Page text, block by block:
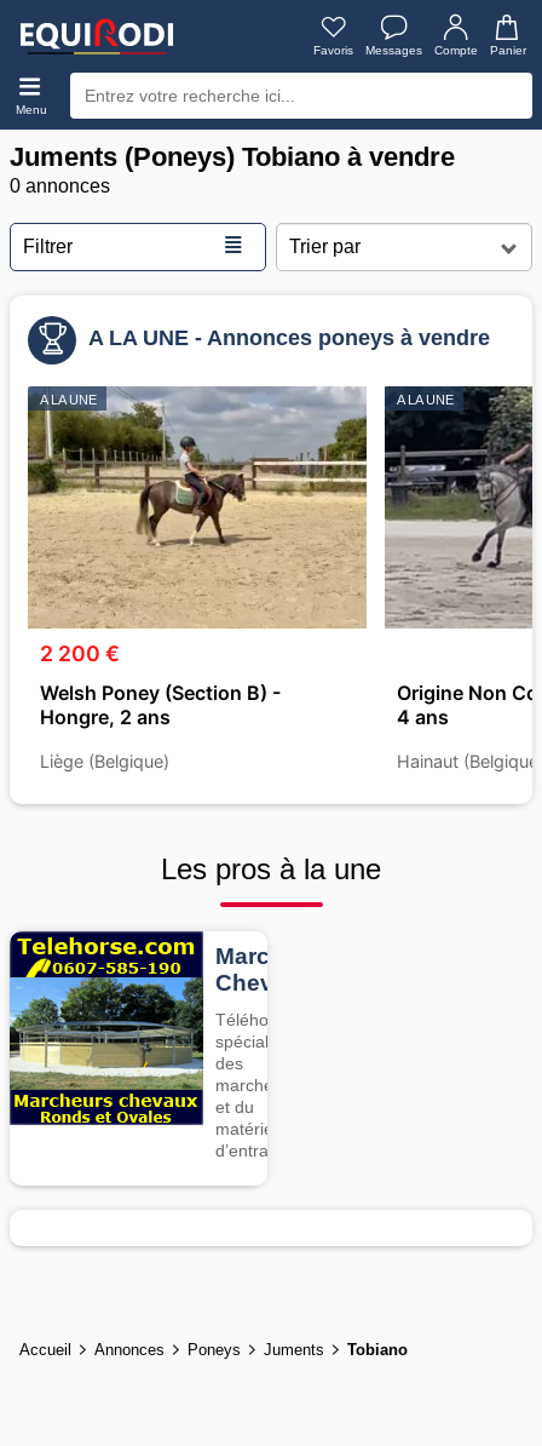
Favoris Messages Compte Panier
Menu
Juments (Poneys) Tobiano à vendre
0 annonces
Filtrer ≣
A LA UNE - Annonces poneys à vendre
A LA UNE
2 200 €
Welsh Poney (Section B) -
Hongre, 2 ans
Liège (Belgique)
A LA UNE
Origine Non
4 ans
Hainaut
Les pros à la une
Marcheurs
Chevaux
Téléhorse,
spécialiste
des
marcheurs
et du
matériel
d’entrainement
Accueil Annonces Poneys Juments Tobiano